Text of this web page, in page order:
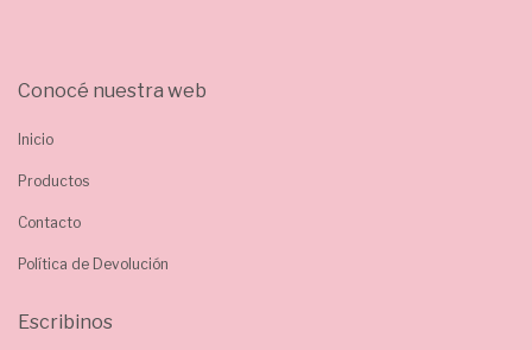
Conocé nuestra web
Inicio
Productos
Contacto
Política de Devolución
Escribinos